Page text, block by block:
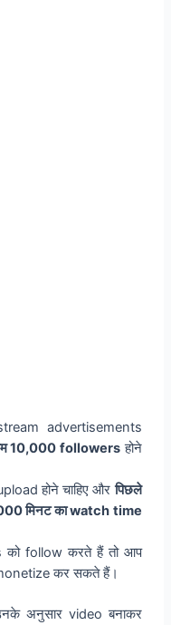
advertisements
10,000 followersहोने
होने चाहिए औरपिछले
मिनट का watch time
को follow करते हैं तो आप
कर सकते हैं।
अनुसार video बनाकर